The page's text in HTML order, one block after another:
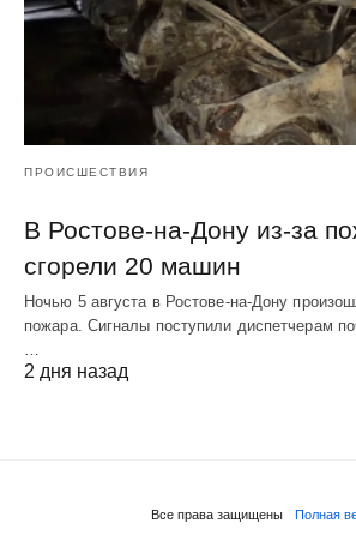
ПРОИСШЕСТВИЯ
В Ростове-на-Дону из-за
сгорели 20 машин
Ночью 5 августа в Ростове-на-Дону
пожара. Сигналы поступили диспетчерам
…
2 дня назад
Все права защищены Полная